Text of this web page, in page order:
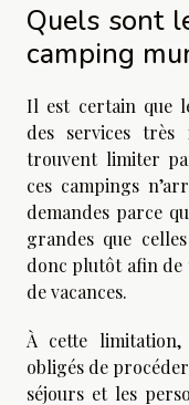
Quels sont
camping
Il est certain que
des services très
trouvent limiter
ces campings
demandes parce
grandes que
donc plutôt afin
de vacances.
À cette limitation,
obligés de
séjours et les